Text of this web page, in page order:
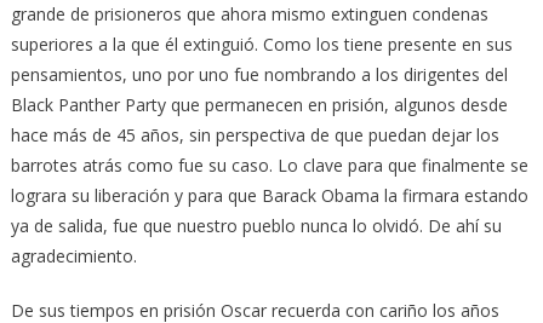
grande de prisioneros que ahora mismo extinguen condenas
superiores a la que él extinguió. Como los tiene presente en sus
pensamientos, uno por uno fue nombrando a los dirigentes del
Black Panther Party que permanecen en prisión, algunos desde
hace más de 45 años, sin perspectiva de que puedan dejar los
barrotes atrás como fue su caso. Lo clave para que finalmente se
lograra su liberación y para que Barack Obama la firmara estando
ya de salida, fue que nuestro pueblo nunca lo olvidó. De ahí su
agradecimiento.
De sus tiempos en prisión Oscar recuerda con cariño los años